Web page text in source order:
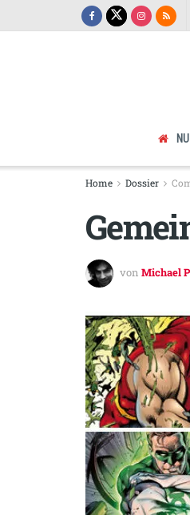
NU
Home Dossier
von Michael